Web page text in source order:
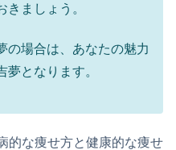
ましょう。
の場合は、あなたの魅力
となります。
的な痩せ方と健康的な痩せ